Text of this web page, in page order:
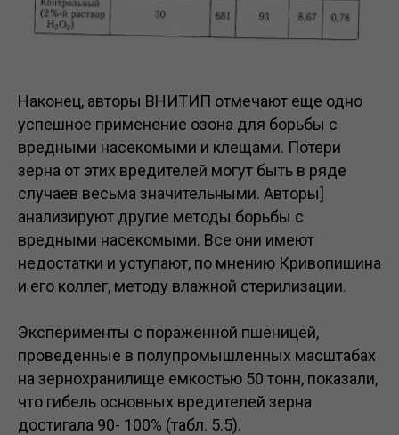
Наконец, авторы ВНИТИП отмечают еще одно
успешное применение озона для борьбы с
вредными насекомыми и клещами. Потери
зерна от этих вредителей могут быть в ряде
случаев весьма значительными. Авторы]
анализируют другие методы борьбы с
вредными насекомыми. Все они имеют
недостатки и уступают, по мнению Кривопишина
и его коллег, методу влажной стерилизации.
Эксперименты с пораженной пшеницей,
проведенные в полупромышленных масштабах
на зернохранилище емкостью 50 тонн, показали,
что гибель основных вредителей зерна
достигала 90- 100% (табл. 5.5).